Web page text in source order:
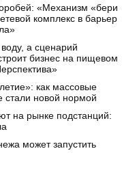
«Механизм «бери
комплекс в барьер
а сценарий
бизнес на пищевом
как массовые
стали новой нормой
на рынке подстанций:
может запустить